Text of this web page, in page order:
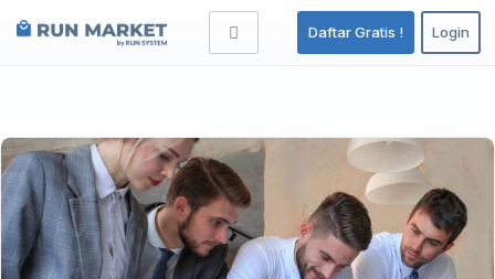
Daftar Gratis ! Login